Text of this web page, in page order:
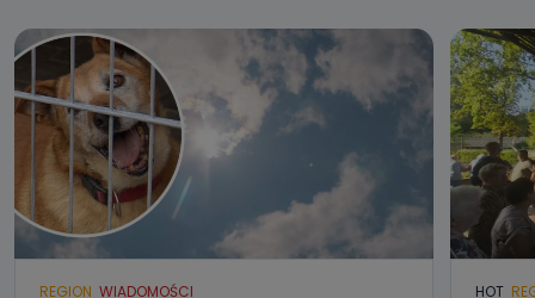
REGION WIADOMOŚCI HOT